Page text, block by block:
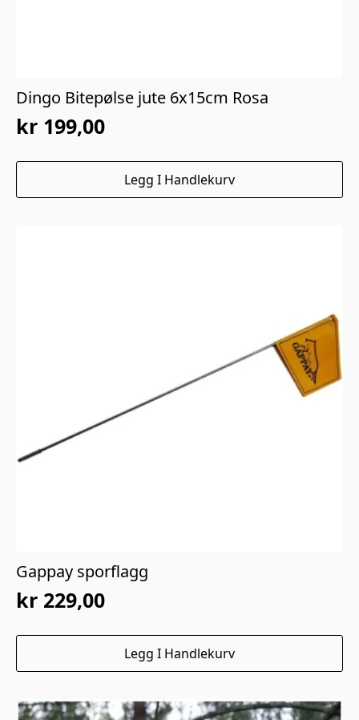
Dingo Bitepølse jute 6x15cm Rosa
kr 199,00
Legg I Handlekurv
Gappay sporflagg
kr 229,00
Legg I Handlekurv